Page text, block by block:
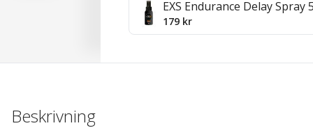
EXS Endurance Delay Spray
179 kr
Beskrivning